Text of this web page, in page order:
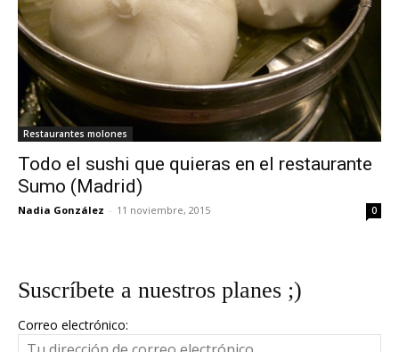
Restaurantes molones
Todo el sushi que quieras en el restaurante
Sumo (Madrid)
Nadia González - 11 noviembre, 2015 0
Suscríbete a nuestros planes ;)
Correo electrónico: